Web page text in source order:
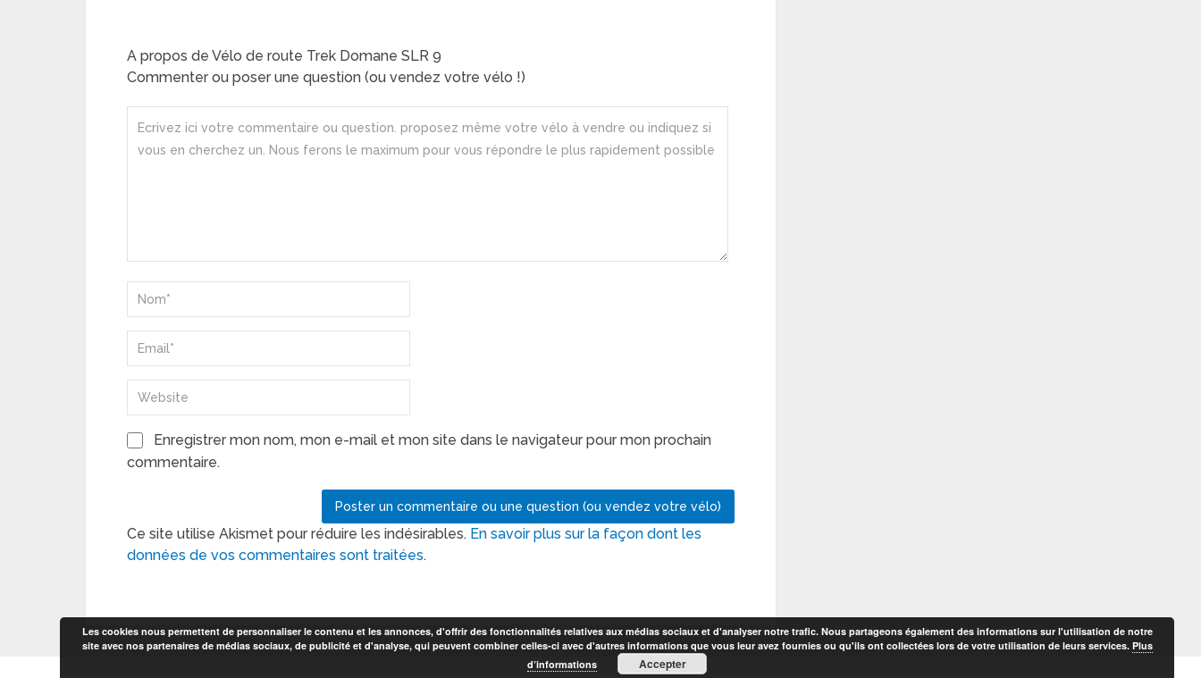
A propos de Vélo de route Trek Domane SLR 9
Commenter ou poser une question (ou vendez votre vélo !)
Enregistrer mon nom, mon e-mail et mon site dans le navigateur pour mon prochain
commentaire.
Ce site utilise Akismet pour réduire les indésirables. En savoir plus sur la façon dont les
données de vos commentaires sont traitées.
Les cookies nous permettent de personnaliser le contenu et les annonces, d'offrir des fonctionnalités relatives aux médias sociaux et d'analyser notre trafic. Nous partageons également des informations sur l'utilisation de notre
site avec nos partenaires de médias sociaux, de publicité et d'analyse, qui peuvent combiner celles-ci avec d'autres informations que vous leur avez fournies ou qu'ils ont collectées lors de votre utilisation de leurs services. Plus
d’informations
Accepter